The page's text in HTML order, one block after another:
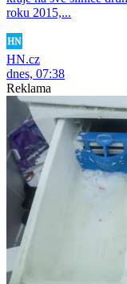
roku 2015,...
HN.cz
dnes, 07:38
Reklama